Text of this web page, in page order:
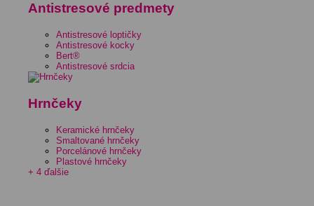
Antistresové predmety
Antistresové loptičky
Antistresové kocky
Bert®
Antistresové srdcia
Hrnčeky
Keramické hrnčeky
Smaltované hrnčeky
Porcelánové hrnčeky
Plastové hrnčeky
+ 4 ďalšie